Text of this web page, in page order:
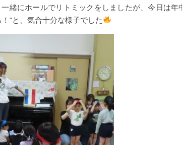
緒にホールでリトミックをしましたが、今日は年
”と、気合十分な様子でした